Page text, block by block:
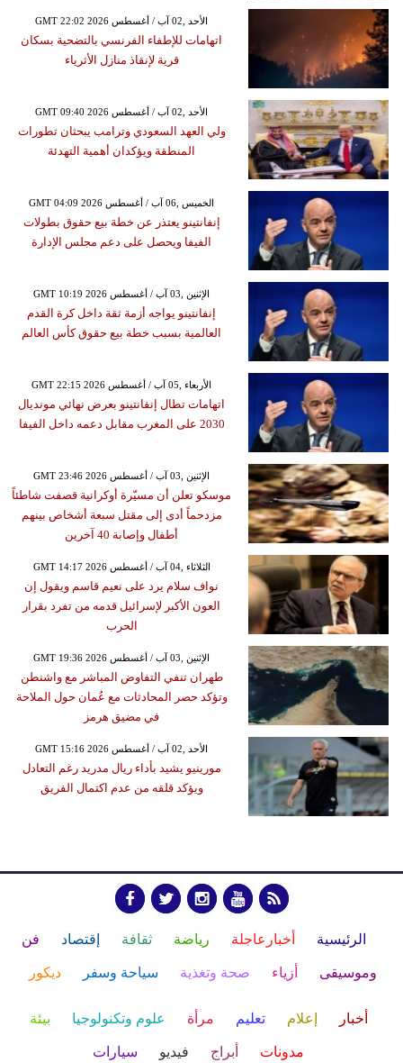
GMT 22:02 2026 الأحد ,02 آب / أغسطس
اتهامات للإطفاء الفرنسي بالتضحية بسكان
قرية لإنقاذ منازل الأثرياء
GMT 09:40 2026 الأحد ,02 آب / أغسطس
ولي العهد السعودي وترامب يبحثان تطورات
المنطقة ويؤكدان أهمية التهدئة
GMT 04:09 2026 الخميس ,06 آب / أغسطس
إنفانتينو يعتذر عن خطة بيع حقوق بطولات
الفيفا ويحصل على دعم مجلس الإدارة
GMT 10:19 2026 الإثنين ,03 آب / أغسطس
إنفانتينو يواجه أزمة ثقة داخل كرة القدم
العالمية بسبب خطة بيع حقوق كأس العالم
GMT 22:15 2026 الأربعاء ,05 آب / أغسطس
اتهامات تطال إنفانتينو بعرض نهائي مونديال
2030 على المغرب مقابل دعمه داخل الفيفا
GMT 23:46 2026 الإثنين ,03 آب / أغسطس
موسكو تعلن أن مسيّرة أوكرانية قصفت شاطئاً
مزدحماً أدى إلى مقتل سبعة أشخاص بينهم
أطفال وإصابة 40 آخرين
GMT 14:17 2026 الثلاثاء ,04 آب / أغسطس
نواف سلام يرد على نعيم قاسم ويقول إن
العون الأكبر لإسرائيل قدمه من تفرد بقرار
الحرب
GMT 19:36 2026 الإثنين ,03 آب / أغسطس
طهران تنفي التفاوض المباشر مع واشنطن
وتؤكد حصر المحادثات مع عُمان حول الملاحة
في مضيق هرمز
GMT 15:16 2026 الأحد ,02 آب / أغسطس
مورينيو يشيد بأداء ريال مدريد رغم التعادل
ويؤكد قلقه من عدم اكتمال الفريق
الرئيسية أخبارعاجلة رياضة ثقافة إقتصاد فن
وموسيقى أزياء صحة وتغذية سياحة وسفر ديكور
أخبار إعلام تعليم مرأة علوم وتكنولوجيا بيئة
مدونات أبراج فيديو سيارات